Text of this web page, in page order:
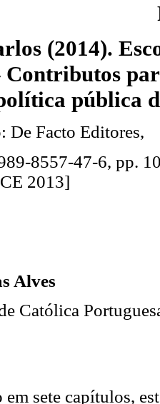
(2014).
pública
De Facto Editores,
8557-47-6, pp.
2013]
Alves
Católica
em sete capítulos,